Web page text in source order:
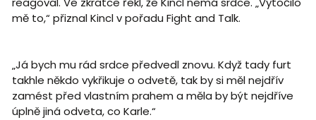
mě to,“ přiznal Kincl v pořadu Fight and Talk.
„Já bych mu rád srdce předvedl znovu. Když tady furt
takhle někdo vykřikuje o odvetě, tak by si měl nejdřív
zamést před vlastním prahem a měla by být nejdříve
úplně jiná odveta, co Karle.“